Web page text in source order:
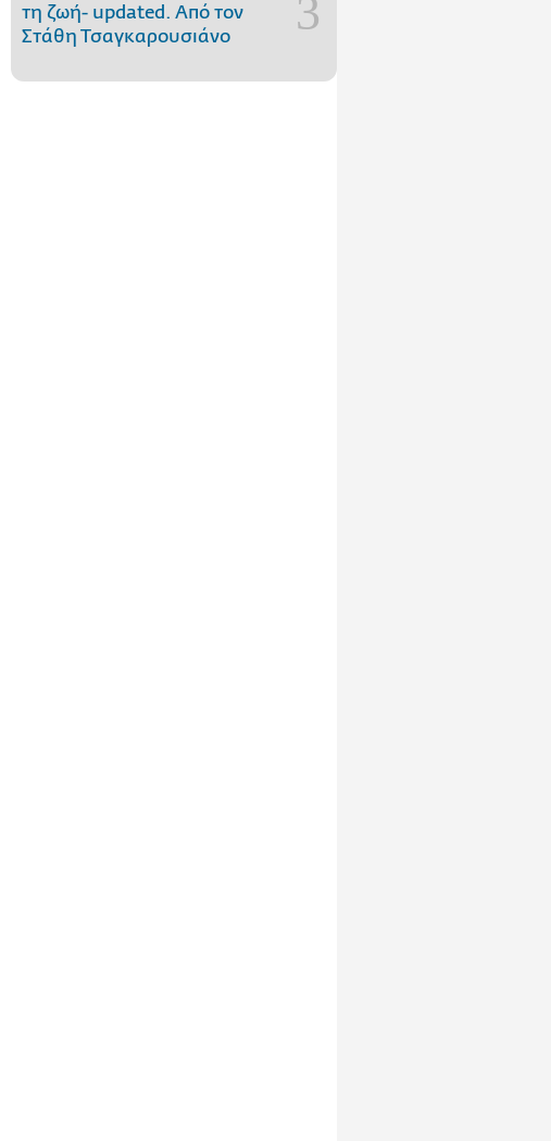
τη ζωή- updated. Aπό τον
Στάθη Τσαγκαρουσιάνο